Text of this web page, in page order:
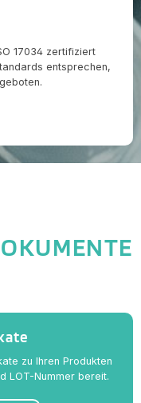
17034 zertifiziert
entsprechen,
zu Ihren Produkten
LOT-Nummer bereit.